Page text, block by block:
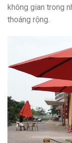
không gian trong
thoáng rộng.